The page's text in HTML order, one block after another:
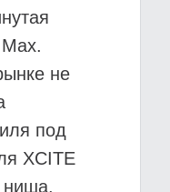
не
под
XCITE
ниша.